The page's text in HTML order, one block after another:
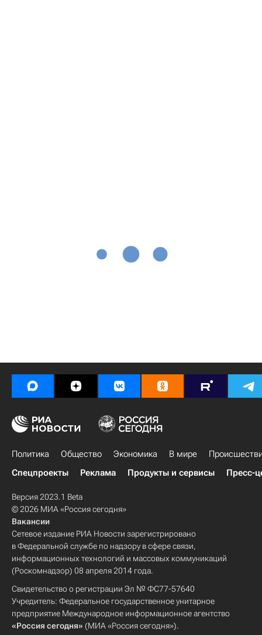
Политика Общество Экономика В мире
Спецпроекты
Реклама Продукты и сервисы Пресс-
Версия 2023.1 Beta
© 2026 МИА «Россия сегодня»
Вакансии
Сетевое издание РИА Новости зарегистрировано
в Федеральной службе по надзору в сфере связи,
информационных технологий и массовых коммуникаций
(Роскомнадзор) 08 апреля 2014 года.
Свидетельство о регистрации Эл № ФС77-57640
Учредитель: Федеральное государственное унитарное
предприятие Международное информационное агентство
«Россия сегодня» (МИА «Россия сегодня»).